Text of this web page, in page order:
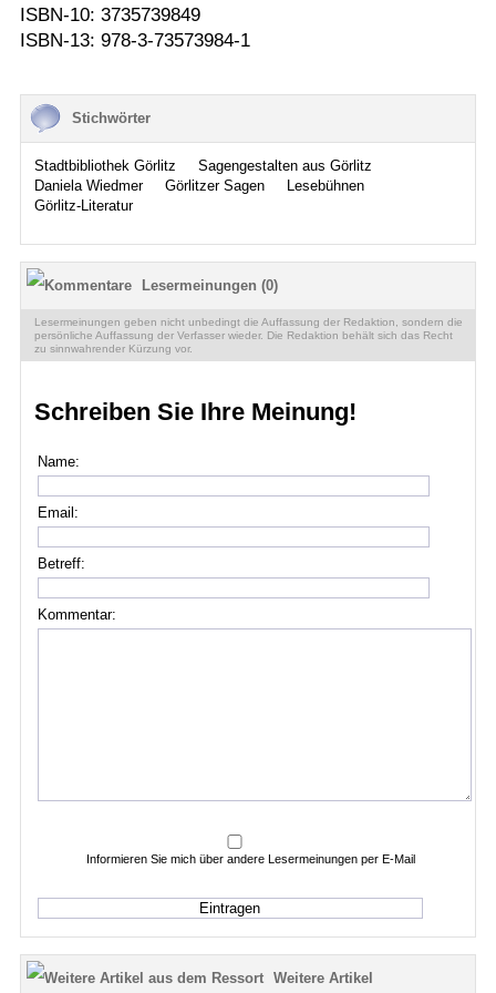
ISBN-10: 3735739849
ISBN-13: 978-3-73573984-1
Stichwörter
Stadtbibliothek Görlitz
Sagengestalten aus Görlitz
Daniela Wiedmer
Görlitzer Sagen
Lesebühnen
Görlitz-Literatur
Lesermeinungen (0)
Lesermeinungen geben nicht unbedingt die Auffassung der Redaktion, sondern die
persönliche Auffassung der Verfasser wieder. Die Redaktion behält sich das Recht
zu sinnwahrender Kürzung vor.
Schreiben Sie Ihre Meinung!
Name:
Email:
Betreff:
Kommentar:
Informieren Sie mich über andere Lesermeinungen per E-Mail
Weitere Artikel